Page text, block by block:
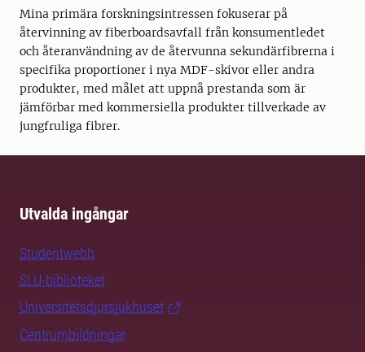
Mina primära forskningsintressen fokuserar på
återvinning av fiberboardsavfall från konsumentledet
och återanvändning av de återvunna sekundärfibrerna i
specifika proportioner i nya MDF-skivor eller andra
produkter, med målet att uppnå prestanda som är
jämförbar med kommersiella produkter tillverkade av
jungfruliga fibrer.
Utvalda ingångar
Studentwebb
SLU-biblioteket
Universitetsdjursjukhuset
Centrumbildningar